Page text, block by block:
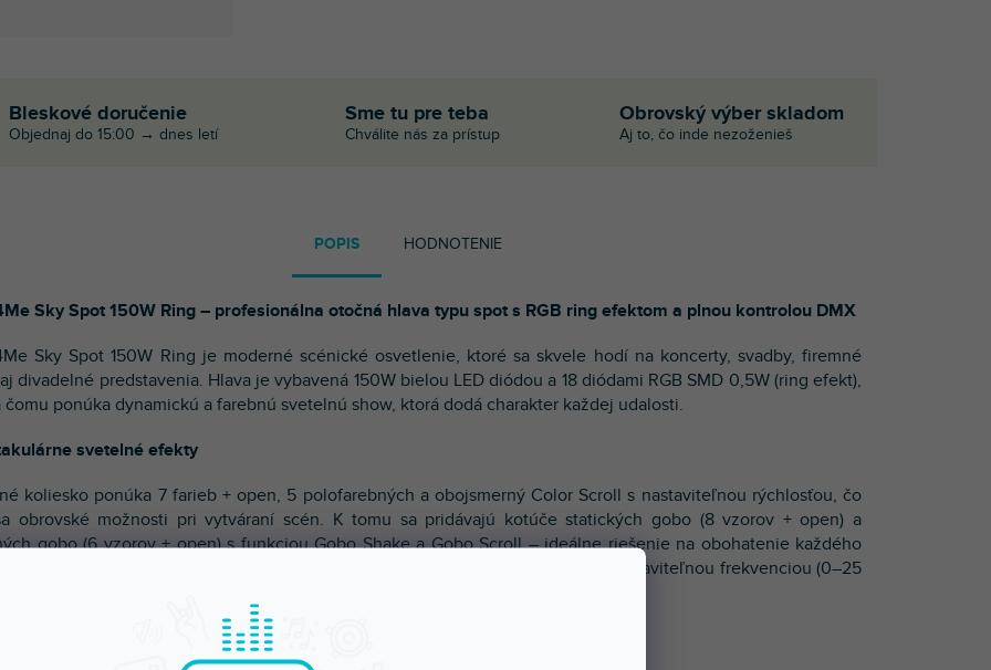
Bleskové doručenie
Objednaj do 15:00 → dnes letí
Sme tu pre teba
Chválite nás za prístup
Obrovský výber skladom
Aj to, čo inde nezoženieš
POPIS HODNOTENIE
Sky Spot 150W Ring – profesionálna otočná hlava typu spot s RGB ring efektom a plnou kontrolou DMX
Sky Spot 150W Ring je moderné scénické osvetlenie, ktoré sa skvele hodí na koncerty, svadby, firemné
divadelné predstavenia. Hlava je vybavená 150W bielou LED diódou a 18 diódami RGB SMD 0,5W (ring efekt),
čomu ponúka dynamickú a farebnú svetelnú show, ktorá dodá charakter každej udalosti.
svetelné efekty
koliesko ponúka 7 farieb + open, 5 polofarebných a obojsmerný Color Scroll s nastaviteľnou rýchlosťou, čo
obrovské možnosti pri vytváraní scén. K tomu sa pridávajú kotúče statických gobo (8 vzorov + open) a
gobo (6 vzorov + open) s funkciou Gobo Shake a Gobo Scroll – ideálne riešenie na obohatenie každého
Trojstenný rotačný hranol (hranol) dodáva priestoru hĺbku a stroboskop s nastaviteľnou frekvenciou (0–25